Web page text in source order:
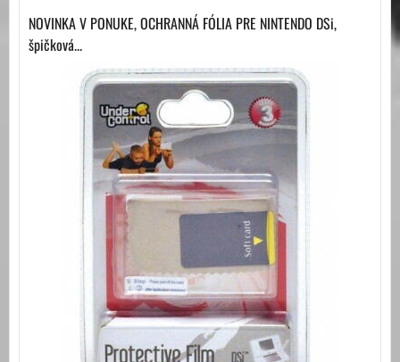
NOVINKA V PONUKE, OCHRANNÁ FÓLIA PRE NINTENDO DSi,
špičková...